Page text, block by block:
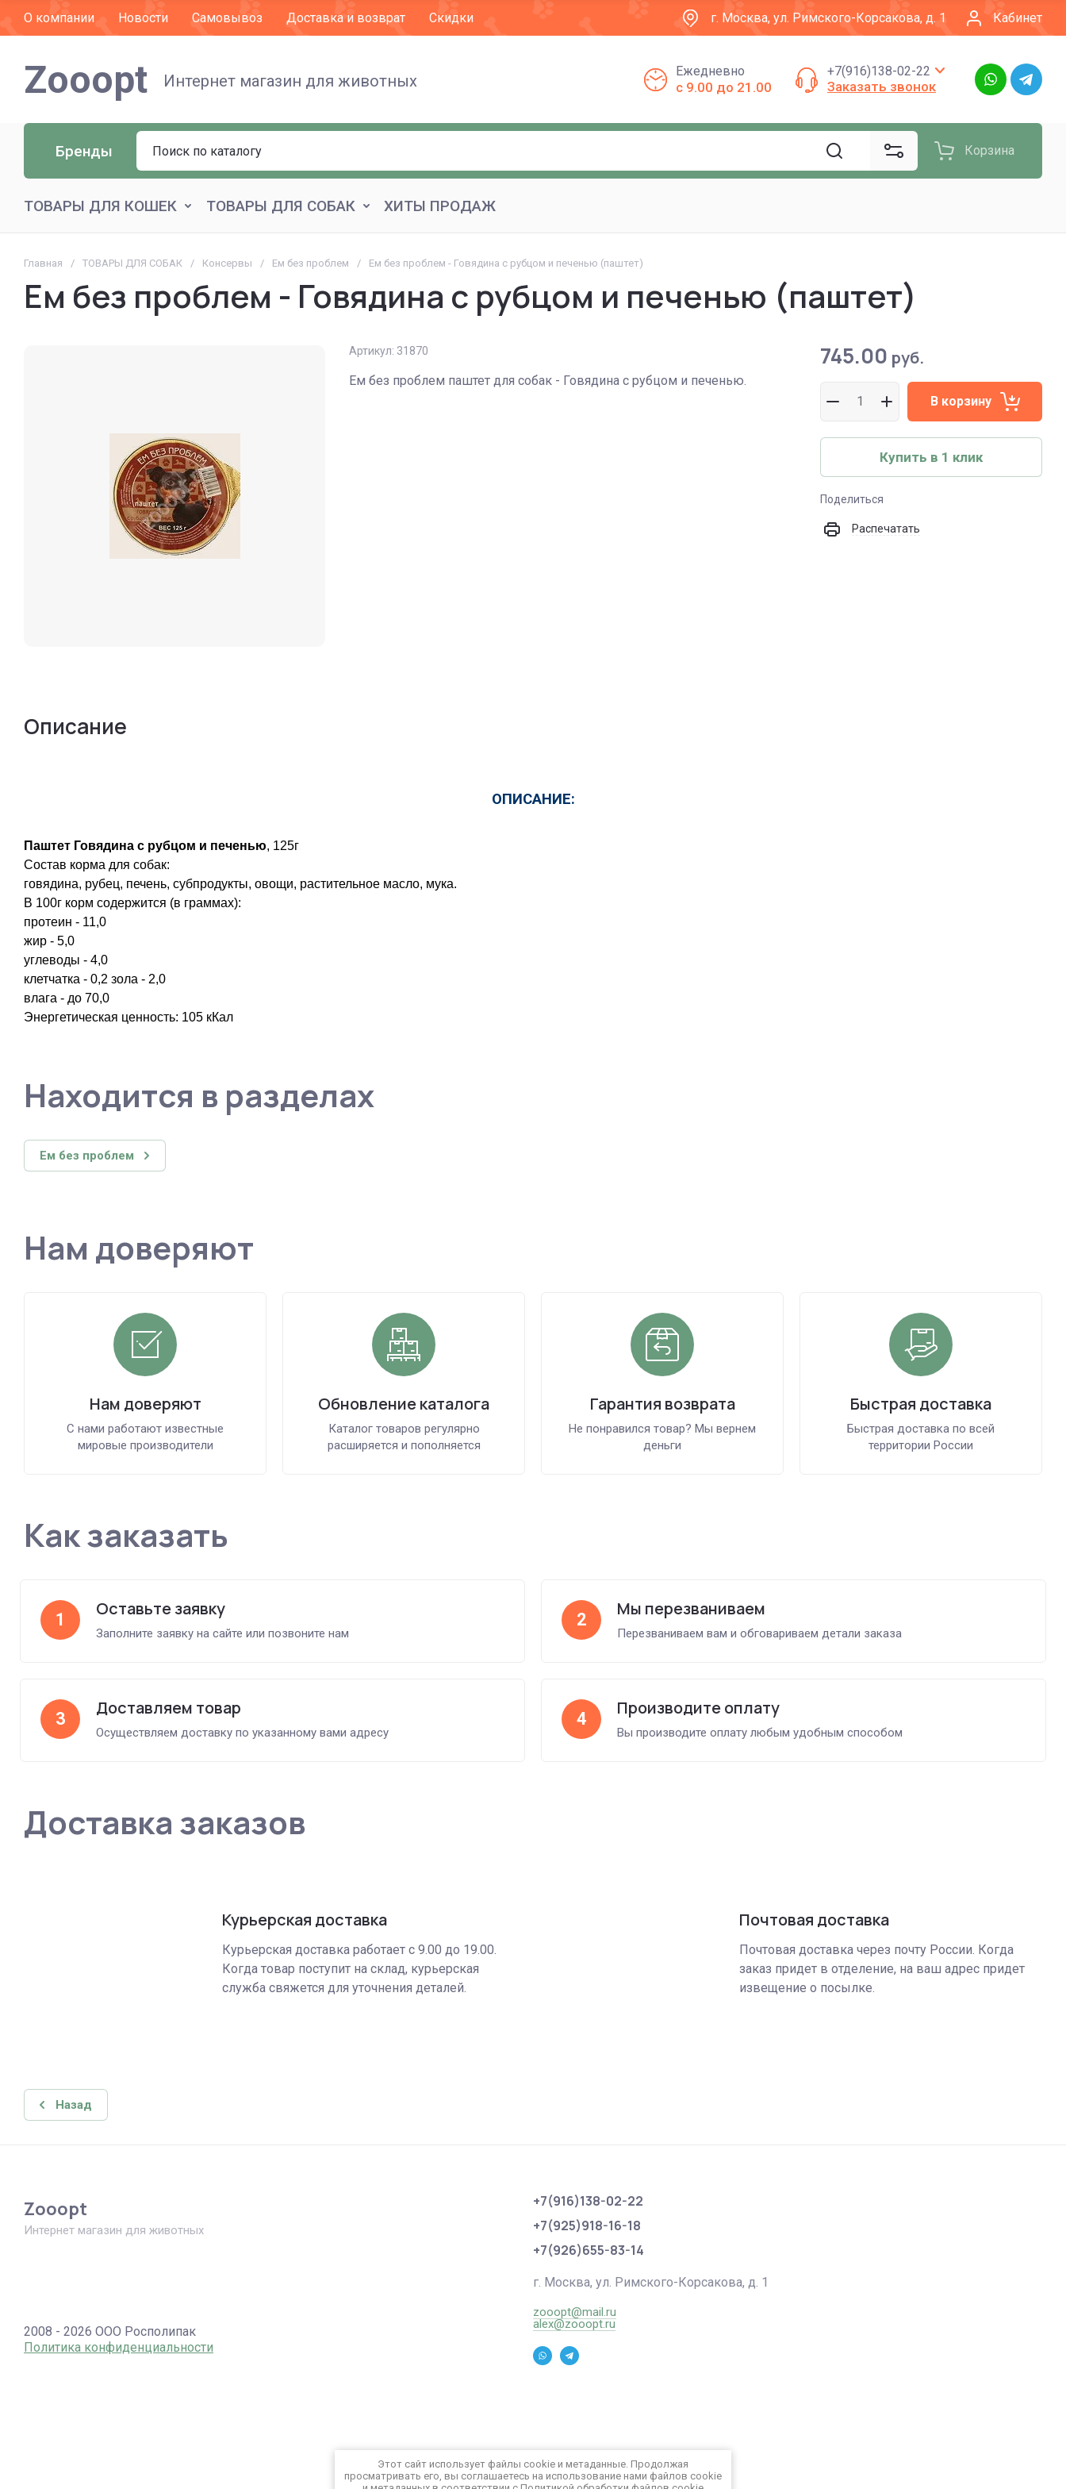
О компании Новости Самовывоз Доставка и возврат Скидки г. Москва, ул. Римского-Корсакова, д. 1 Кабинет
Zooopt Интернет магазин для животных
Ежедневно
с 9.00 до 21.00
+7(916)138-02-22
Заказать звонок
Бренды Корзина
ТОВАРЫ ДЛЯ КОШЕК ТОВАРЫ ДЛЯ СОБАК ХИТЫ ПРОДАЖ
Главная / ТОВАРЫ ДЛЯ СОБАК / Консервы / Ем без проблем / Ем без проблем - Говядина с рубцом и печенью (паштет)
Ем без проблем - Говядина с рубцом и печенью (паштет)
Артикул: 31870
Ем без проблем паштет для собак - Говядина с рубцом и печенью.
745.00 руб.
В корзину
Купить в 1 клик
Поделиться
Распечатать
Описание
ОПИСАНИЕ:
Паштет Говядина с рубцом и печенью, 125г
Состав корма для собак:
говядина, рубец, печень, субпродукты, овощи, растительное масло, мука.
В 100г корм содержится (в граммах):
протеин - 11,0
жир - 5,0
углеводы - 4,0
клетчатка - 0,2 зола - 2,0
влага - до 70,0
Энергетическая ценность: 105 кКал
Находится в разделах
Ем без проблем
Нам доверяют
Нам доверяют
С нами работают известные
мировые производители
Обновление каталога
Каталог товаров регулярно
расширяется и пополняется
Гарантия возврата
Не понравился товар? Мы вернем
деньги
Быстрая доставка
Быстрая доставка по всей
территории России
Как заказать
1
Оставьте заявку
Заполните заявку на сайте или позвоните нам
2
Мы перезваниваем
Перезваниваем вам и обговариваем детали заказа
3
Доставляем товар
Осуществляем доставку по указанному вами адресу
4
Производите оплату
Вы производите оплату любым удобным способом
Доставка заказов
Курьерская доставка
Курьерская доставка работает с 9.00 до 19.00.
Когда товар поступит на склад, курьерская
служба свяжется для уточнения деталей.
Почтовая доставка
Почтовая доставка через почту России. Когда
заказ придет в отделение, на ваш адрес придет
извещение о посылке.
Назад
Zooopt
Интернет магазин для животных
2008 - 2026 ООО Росполипак
Политика конфиденциальности
+7(916)138-02-22
+7(925)918-16-18
+7(926)655-83-14
г. Москва, ул. Римского-Корсакова, д. 1
zooopt@mail.ru
alex@zooopt.ru
Этот сайт использует файлы cookie и метаданные. Продолжая
просматривать его, вы соглашаетесь на использование нами файлов cookie